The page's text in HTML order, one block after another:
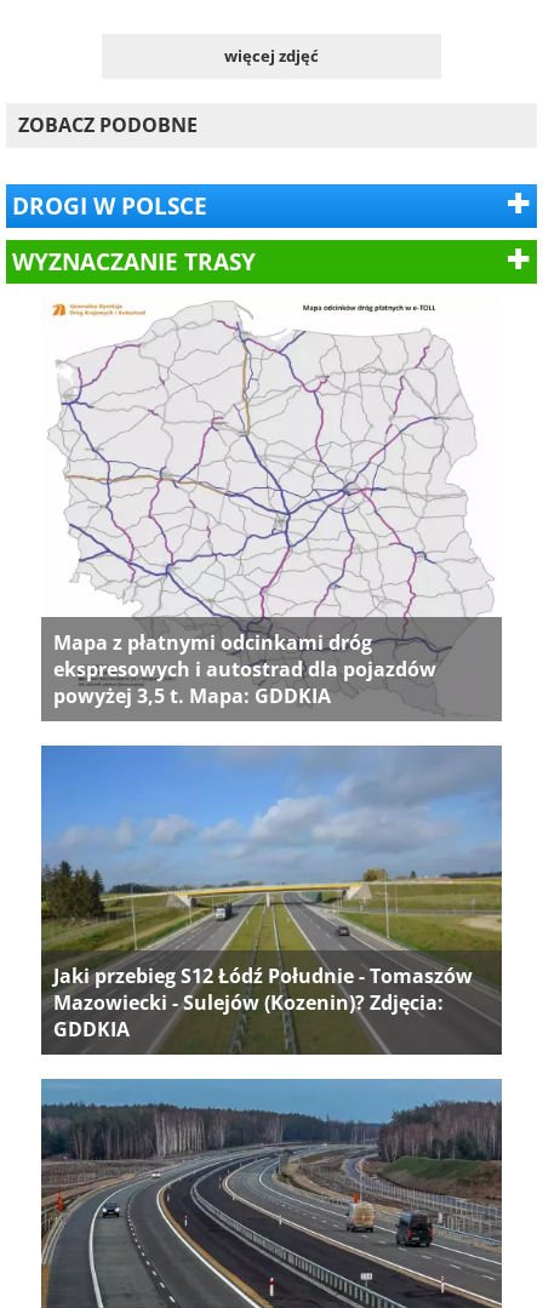
więcej zdjęć
ZOBACZ PODOBNE
DROGI W POLSCE
WYZNACZANIE TRASY
Mapa z płatnymi odcinkami dróg
ekspresowych i autostrad dla pojazdów
powyżej 3,5 t. Mapa: GDDKIA
Jaki przebieg S12 Łódź Południe - Tomaszów
Mazowiecki - Sulejów (Kozenin)? Zdjęcia:
GDDKIA